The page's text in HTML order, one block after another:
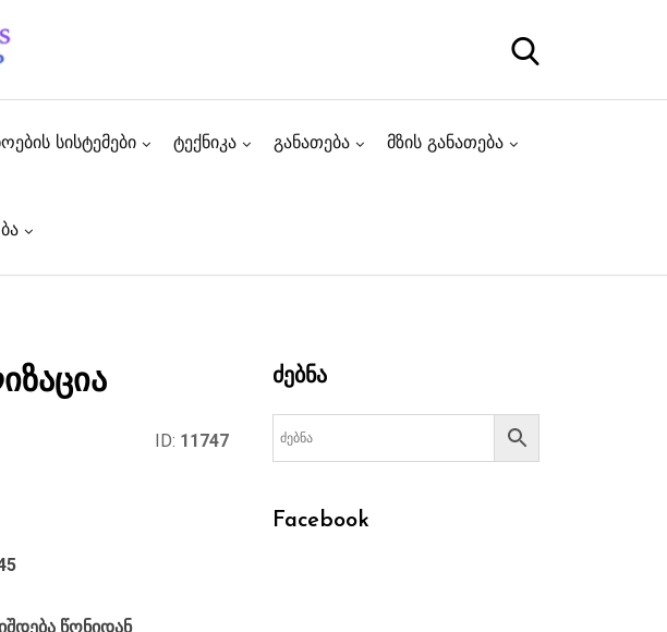
სისტემები ტექნიკა განათება მზის განათება
ID: 11747
წონიდან
ძებნა
Facebook